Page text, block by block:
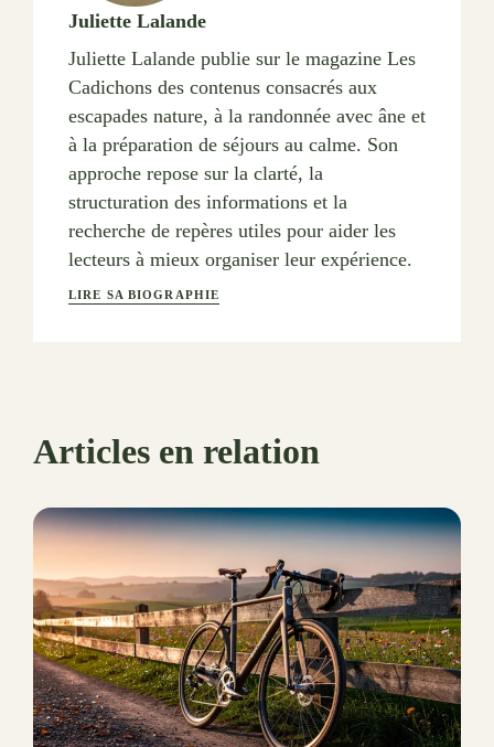
Juliette Lalande
Juliette Lalande publie sur le magazine Les
Cadichons des contenus consacrés aux
escapades nature, à la randonnée avec âne et
à la préparation de séjours au calme. Son
approche repose sur la clarté, la
structuration des informations et la
recherche de repères utiles pour aider les
lecteurs à mieux organiser leur expérience.
LIRE SA BIOGRAPHIE
Articles en relation